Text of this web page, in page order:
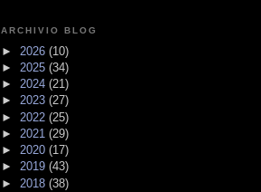
ARCHIVIO BLOG
► 2026 (10)
► 2025 (34)
► 2024 (21)
► 2023 (27)
► 2022 (25)
► 2021 (29)
► 2020 (17)
► 2019 (43)
► 2018 (38)